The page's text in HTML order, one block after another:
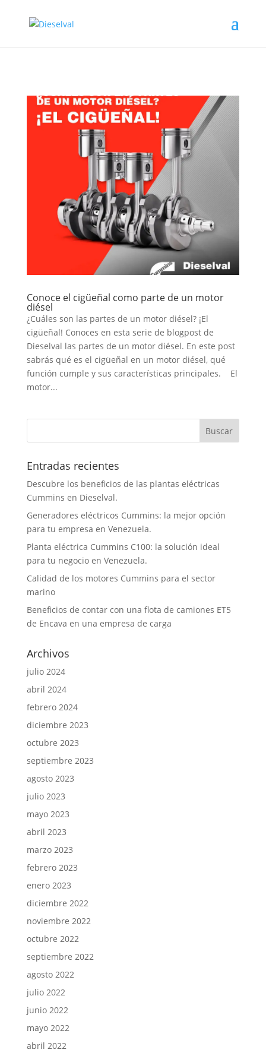
Conoce el cigüeñal como parte de un motor
diésel
¿Cuáles son las partes de un motor diésel? ¡El
cigüeñal! Conoces en esta serie de blogpost de
Dieselval las partes de un motor diésel. En este post
sabrás qué es el cigüeñal en un motor diésel, qué
función cumple y sus características principales. El
motor...
Entradas recientes
Descubre los beneficios de las plantas eléctricas
Cummins en Dieselval.
Generadores eléctricos Cummins: la mejor opción
para tu empresa en Venezuela.
Planta eléctrica Cummins C100: la solución ideal
para tu negocio en Venezuela.
Calidad de los motores Cummins para el sector
marino
Beneficios de contar con una flota de camiones ET5
de Encava en una empresa de carga
Archivos
julio 2024
abril 2024
febrero 2024
diciembre 2023
octubre 2023
septiembre 2023
agosto 2023
julio 2023
mayo 2023
abril 2023
marzo 2023
febrero 2023
enero 2023
diciembre 2022
noviembre 2022
octubre 2022
septiembre 2022
agosto 2022
julio 2022
junio 2022
mayo 2022
abril 2022